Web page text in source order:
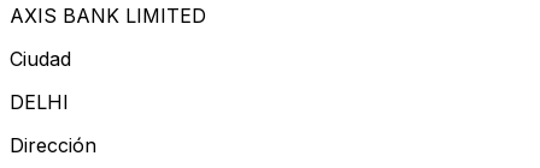
AXIS BANK LIMITED
Ciudad
DELHI
Dirección